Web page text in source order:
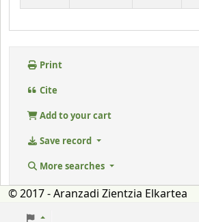
Print
Cite
Add to your cart
Save record
More searches
© 2017 - Aranzadi Zientzia Elkartea